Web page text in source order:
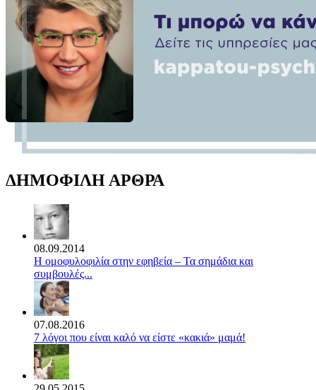
ΔΗΜΟΦΙΛΗ ΑΡΘΡΑ
08.09.2014
Η ομοφυλοφιλία στην εφηβεία – Τα σημάδια και
συμβουλές...
07.08.2016
7 λόγοι που είναι καλό να είστε «κακιά» μαμά!